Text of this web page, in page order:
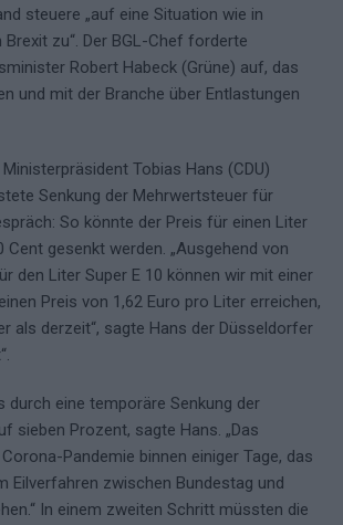
steuere „auf eine Situation wie in
Brexit zu“. Der BGL-Chef forderte
Robert Habeck (Grüne) auf, das
und mit der Branche über Entlastungen
Tobias Hans (CDU)
Senkung der Mehrwertsteuer für
So könnte der Preis für einen Liter
Cent gesenkt werden. „Ausgehend von
den Liter Super E 10 können wir mit einer
Preis von 1,62 Euro pro Liter erreichen,
als derzeit“, sagte Hans der Düsseldorfer
durch eine temporäre Senkung der
sieben Prozent, sagte Hans. „Das
Pandemie binnen einiger Tage, das
Eilverfahren zwischen Bundestag und
In einem zweiten Schritt müssten die